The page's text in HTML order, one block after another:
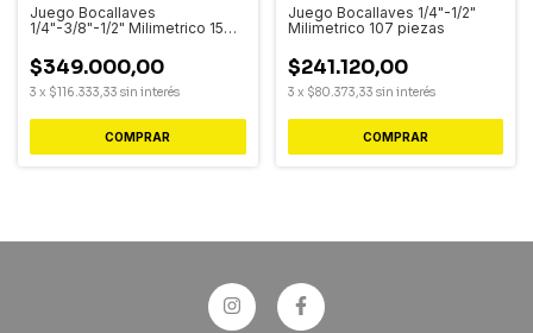
Juego Bocallaves
1/4"-3/8"-1/2" Milimetrico 150
$349.000,00
3 x $116.333,33 sin interés
Juego Bocallaves 1/4"-1/2"
Milimetrico 107 piezas
$241.120,00
3 x $80.373,33 sin interés